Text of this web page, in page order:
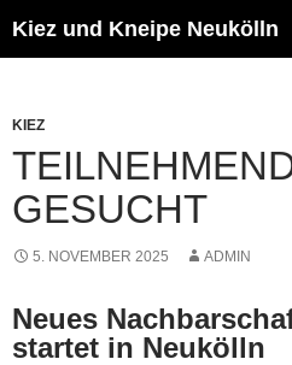
Inhalt
Kiez und Kneipe Neukölln
KIEZ
GESUCHT
5. NOVEMBER 2025 ADMIN
Neues
startet in Neukölln